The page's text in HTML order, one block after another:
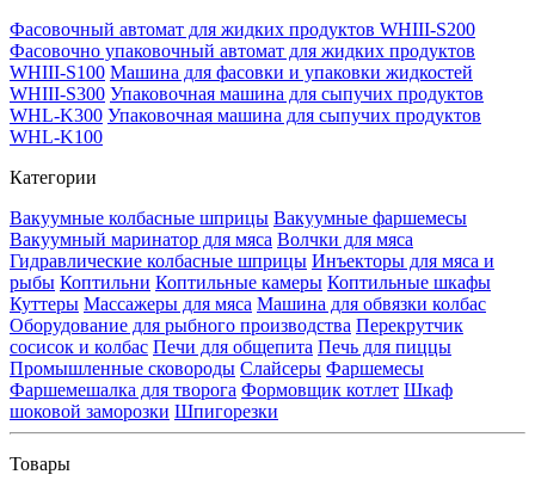
Фасовочный автомат для жидких продуктов WHIII-S200
Фасовочно упаковочный автомат для жидких продуктов
WHIII-S100 Машина для фасовки и упаковки жидкостей
WHIII-S300 Упаковочная машина для сыпучих продуктов
WHL-K300 Упаковочная машина для сыпучих продуктов
WHL-K100
Категории
Вакуумные колбасные шприцы Вакуумные фаршемесы
Вакуумный маринатор для мяса Волчки для мяса
Гидравлические колбасные шприцы Инъекторы для мяса и
рыбы Коптильни Коптильные камеры Коптильные шкафы
Куттеры Массажеры для мяса Машина для обвязки колбас
Оборудование для рыбного производства Перекрутчик
сосисок и колбас Печи для общепита Печь для пиццы
Промышленные сковороды Слайсеры Фаршемесы
Фаршемешалка для творога Формовщик котлет Шкаф
шоковой заморозки Шпигорезки
Товары